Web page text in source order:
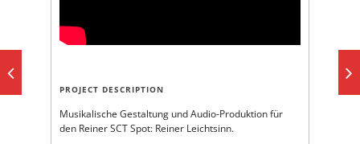
PROJECT DESCRIPTION
Musikalische Gestaltung und Audio-Produktion für
den Reiner SCT Spot: Reiner Leichtsinn.